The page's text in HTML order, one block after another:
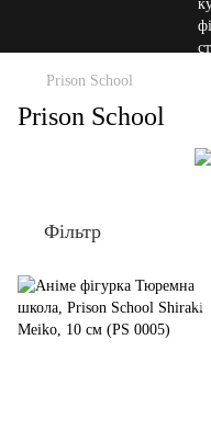
Prison School
Prison School
Фільтр